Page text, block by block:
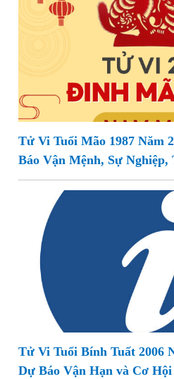
Tử Vi Tuổi Mão 1987 Năm
Báo Vận Mệnh, Sự Nghiệp,
Tử Vi Tuổi Bính Tuất 2006
Dự Báo Vận Hạn và Cơ Hội